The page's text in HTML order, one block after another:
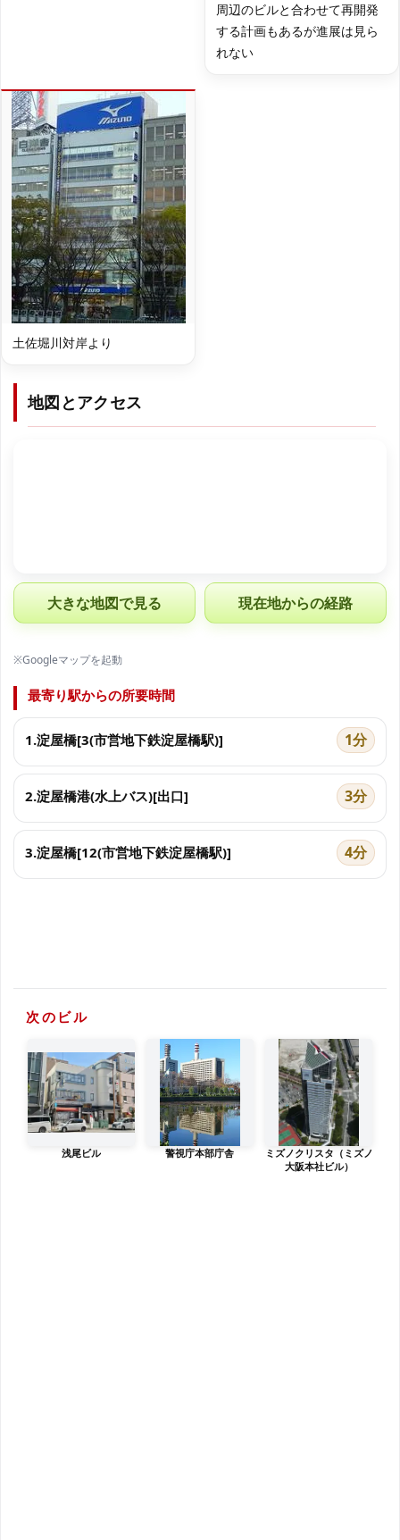
周辺のビルと合わせて再開発
する計画もあるが進展は見ら
れない
土佐堀川対岸より
地図とアクセス
大きな地図で見る 現在地からの経路
※Googleマップを起動
最寄り駅からの所要時間
1.淀屋橋[3(市営地下鉄淀屋橋駅)] 1分
2.淀屋橋港(水上バス)[出口] 3分
3.淀屋橋[12(市営地下鉄淀屋橋駅)] 4分
次のビル
浅尾ビル 警視庁本部庁舎
ミズノクリスタ（ミズノ
大阪本社ビル）